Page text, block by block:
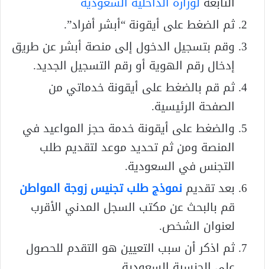
ثم الضغط على أيقونة “أبشر أفراد”.
وقم بتسجيل الدخول إلى منصة أبشر عن طريق
إدخال رقم الهوية أو رقم التسجيل الجديد.
ثم قم بالضغط على أيقونة خدماتي من
الصفحة الرئيسية.
والضغط على أيقونة خدمة حجز المواعيد في
المنصة ومن ثم تحديد موعد لتقديم طلب
التجنس في السعودية.
بعد تقديم نموذج طلب تجنيس زوجة المواطن
قم بالبحث عن مكتب السجل المدني الأقرب
لعنوان الشخص.
ثم اذكر أن سبب التعيين هو التقدم للحصول